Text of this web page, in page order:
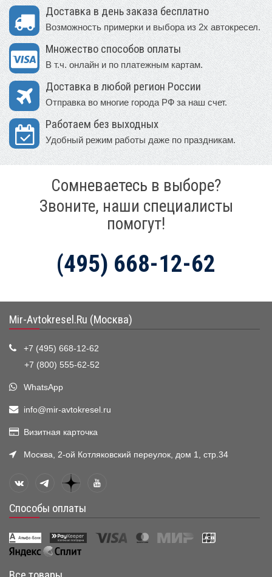
Доставка в день заказа бесплатно
Возможность примерки и выбора из 2х автокресел.
Множество способов оплаты
В т.ч. онлайн и по платежным картам.
Доставка в любой регион России
Отправка во многие города РФ за наш счет.
Работаем без выходных
Удобный режим работы даже по праздникам.
Сомневаетесь в выборе?
Звоните, наши специалисты
помогут!
(495) 668-12-62
Mir-Avtokresel.Ru (Москва)
+7 (495) 668-12-62
+7 (800) 555-62-52
WhatsApp
info@mir-avtokresel.ru
Визитная карточка
Москва, 2-ой Котляковский переулок, дом 1, стр.34
Способы оплаты